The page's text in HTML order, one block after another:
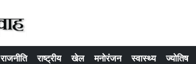
राजनीति राष्ट्रीय खेल मनोरंजन स्वास्थ्य ज्योतिष